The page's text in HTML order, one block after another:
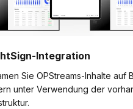
Integration
Sie OPStreams-Inhalte auf
unter Verwendung der